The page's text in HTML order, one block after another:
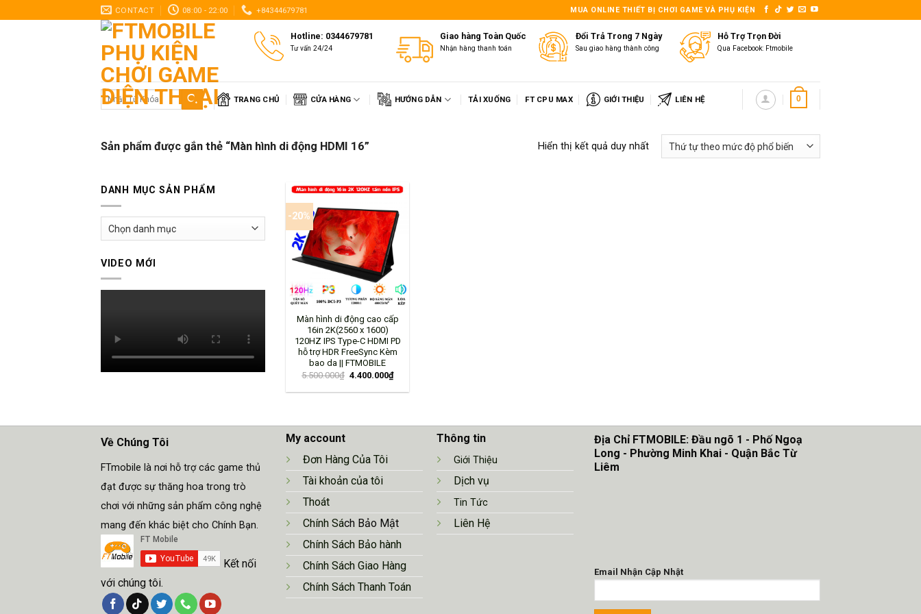
to
CONTACT 08:00 - 22:00 +84344679781 MUA ONLINE THIẾT BỊ CHƠI GAME VÀ PHỤ KIỆN
Hotline: 0344679781
Tư vấn 24/24
Giao hàng Toàn Quốc
Nhận hàng thanh toán
Đổi Trả Trong 7 Ngày
Sau giao hàng thành công
Hỗ Trợ Trọn Đời
Qua Facebook: Ftmobile
Tìm
kiếm:
TRANG CHỦ CỬA HÀNG HƯỚNG DẪN TẢI XUỐNG FT CPU MAX GIỚI THIỆU LIÊN HỆ 0
Sản phẩm được gắn thẻ “Màn hình di động HDMI 16” Hiển thị kết quả duy nhất
DANH MỤC SẢN PHẨM
VIDEO MỚI
-20%
+
Màn hình di động cao cấp
16in 2K(2560 x 1600)
120HZ IPS Type-C HDMI PD
hỗ trợ HDR FreeSync Kèm
bao da || FTMOBILE
5.500.000₫ 4.400.000₫
Về Chúng Tôi
FTmobile là nơi hỗ trợ các game thủ
đạt được sự thăng hoa trong trò
chơi với những sản phẩm công nghệ
mang đến khác biệt cho Chính Bạn.
Kết nối
với chúng tôi.
My account
Đơn Hàng Của Tôi
Tài khoản của tôi
Thoát
Chính Sách Bảo Mật
Chính Sách Bảo hành
Chính Sách Giao Hàng
Chính Sách Thanh Toán
Thông tin
Giới Thiệu
Dịch vụ
Tin Tức
Liên Hệ
Địa Chỉ FTMOBILE: Đầu ngõ 1 - Phố Ngoạ
Long - Phường Minh Khai - Quận Bắc Từ
Liêm
Email Nhận Cập Nhật